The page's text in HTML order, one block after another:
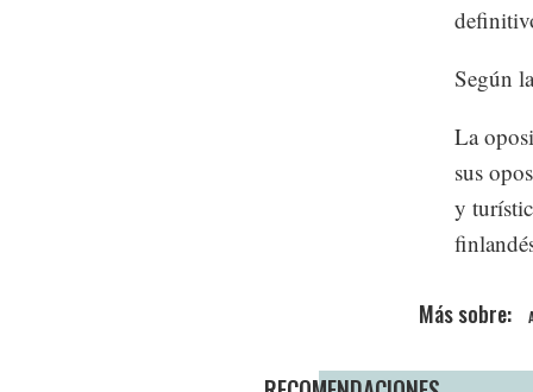
Según
La
sus
y